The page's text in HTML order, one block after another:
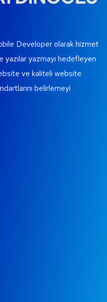
Developer olarak hizmet
yazmayı hedefleyen
ve kaliteli website
belirlemeyi